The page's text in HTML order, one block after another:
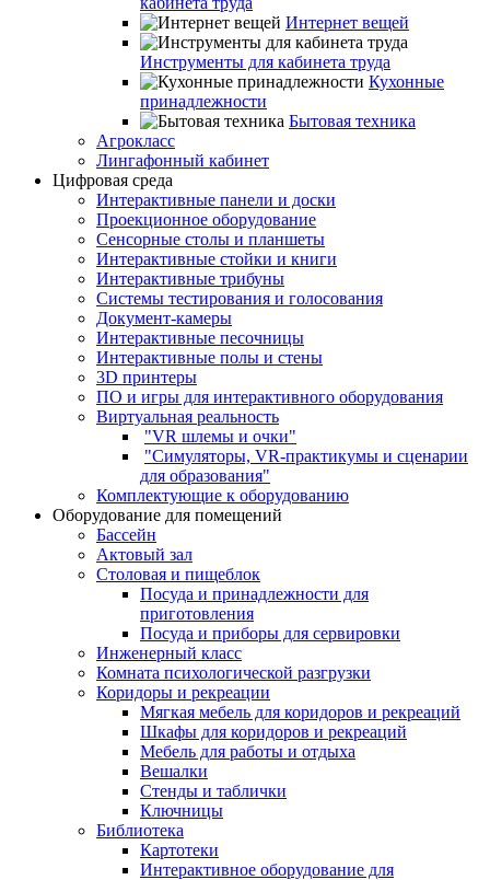
Интернет вещей
Инструменты для кабинета труда
Кухонные
принадлежности
Бытовая техника
Агрокласс
Лингафонный кабинет
Цифровая среда
Интерактивные панели и доски
Проекционное оборудование
Сенсорные столы и планшеты
Интерактивные стойки и книги
Интерактивные трибуны
Системы тестирования и голосования
Документ-камеры
Интерактивные песочницы
Интерактивные полы и стены
3D принтеры
ПО и игры для интерактивного оборудования
Виртуальная реальность
"VR шлемы и очки"
"Симуляторы, VR-практикумы и сценарии
для образования"
Комплектующие к оборудованию
Оборудование для помещений
Бассейн
Актовый зал
Столовая и пищеблок
Посуда и принадлежности для
приготовления
Посуда и приборы для сервировки
Инженерный класс
Комната психологической разгрузки
Коридоры и рекреации
Мягкая мебель для коридоров и рекреаций
Шкафы для коридоров и рекреаций
Мебель для работы и отдыха
Вешалки
Стенды и таблички
Ключницы
Библиотека
Картотеки
Интерактивное оборудование для